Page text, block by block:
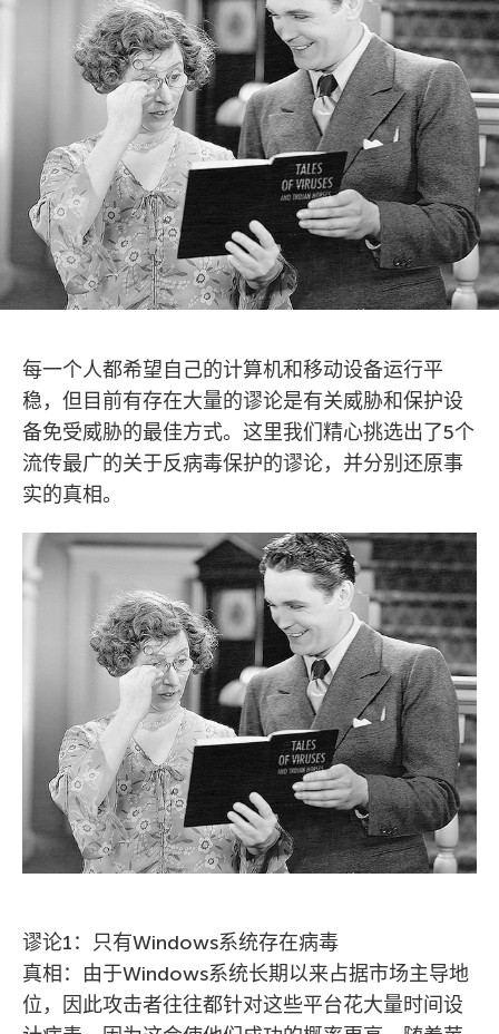
每一个人都希望自己的计算机和移动设备运行平
稳，但目前有存在大量的谬论是有关威胁和保护设
备免受威胁的最佳方式。这里我们精心挑选出了5个
流传最广的关于反病毒保护的谬论，并分别还原事
实的真相。
谬论1：只有Windows系统存在病毒
真相：由于Windows系统长期以来占据市场主导地
位，因此攻击者往往都针对这些平台花大量时间设